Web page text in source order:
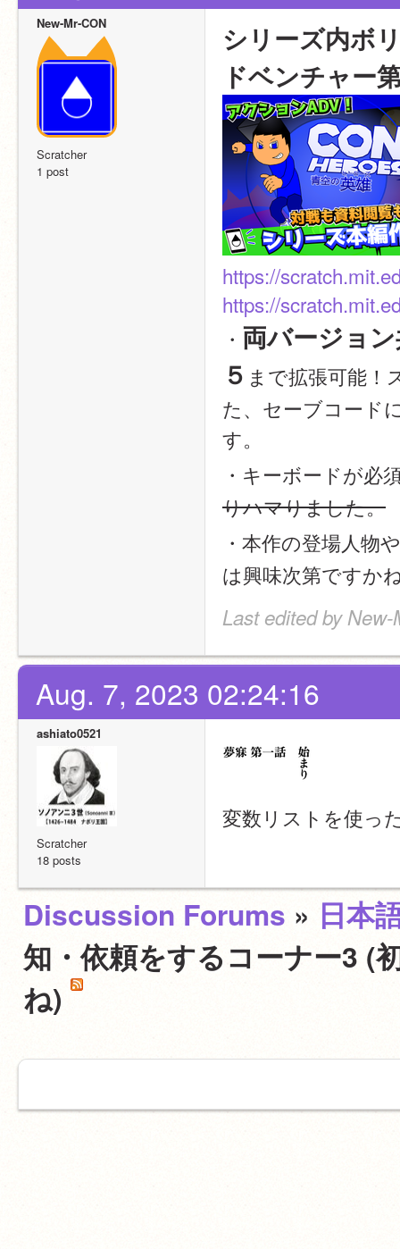
New-Mr-CON
Scratcher
1 post
シリーズ内ボ
ドベンチャー
https://
https://
・ 両バージョ
５ まで拡張可能！
た、セーブコード
す。
・キーボードが必
りハマりました。
・本作の登場人物
は興味次第ですか
Last edited by
Aug. 7, 2023 02:24:16
ashiato0521
Scratcher
18 posts
変数リストを使っ
Discussion Forums » 日本
知・依頼をするコーナー3 (
ね)